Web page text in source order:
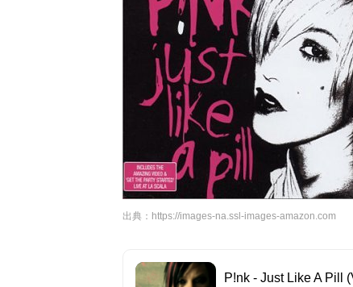
出典： https://images-na.ssl-images-amazon.com
P!nk - Just Like A Pill